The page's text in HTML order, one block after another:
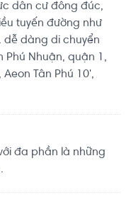
dân cư đông đúc,
tuyến đường như
dễ dàng di chuyển
Nhuận, quận 1,
Tân Phú 10',
đa phần là những